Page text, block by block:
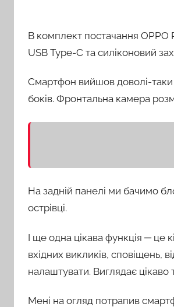
В комплект постачання OPPO
USB Type-C та силіконовий
Смартфон вийшов доволі-
боків. Фронтальна камера
На задній панелі ми бачимо
острівці.
І ще одна цікава функція ─ це
вхідних викликів, сповіщень,
налаштувати. Виглядає цікаво
Мені на огляд потрапив